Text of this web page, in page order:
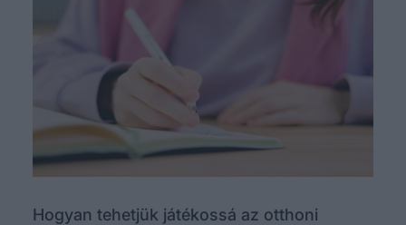
Hogyan tehetjük játékossá az otthoni